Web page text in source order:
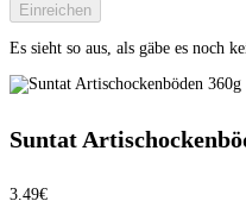
Einreichen
Es sieht so aus, als gäbe es noch
Suntat
3.49€